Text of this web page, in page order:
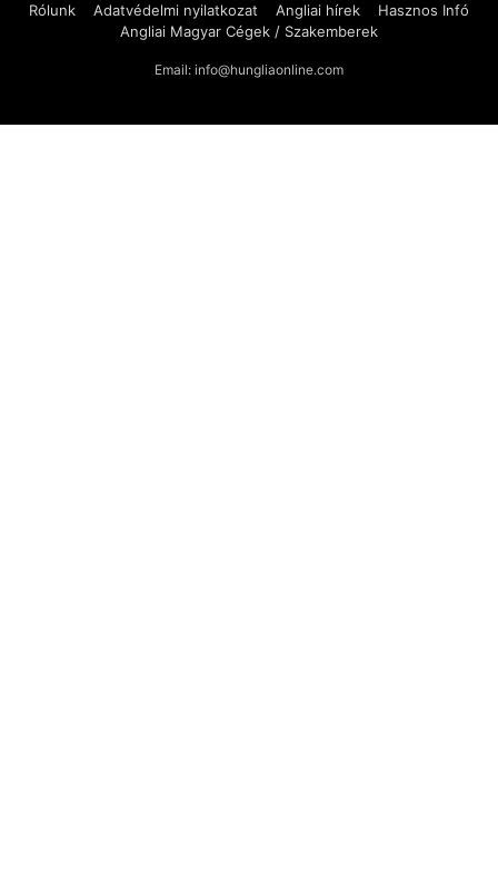
Rólunk Adatvédelmi nyilatkozat Angliai hírek
Hasznos Infó
Angliai Magyar Cégek / Szakemberek
Email: info@hungliaonline.com